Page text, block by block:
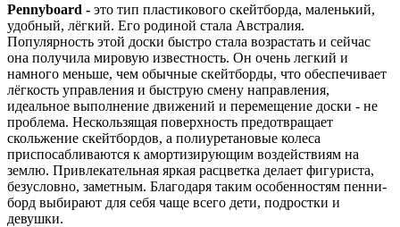
Pennyboard - это тип пластикового скейтборда, маленький,
удобный, лёгкий. Его родиной стала Австралия.
Популярность этой доски быстро стала возрастать и сейчас
она получила мировую известность. Он очень легкий и
намного меньше, чем обычные скейтборды, что обеспечивает
лёгкость управления и быструю смену направления,
идеальное выполнение движений и перемещение доски - не
проблема. Нескользящая поверхность предотвращает
скольжение скейтбордов, а полиуретановые колеса
приспосабливаются к амортизирующим воздействиям на
землю. Привлекательная яркая расцветка делает фигуриста,
безусловно, заметным. Благодаря таким особенностям пенни-
борд выбирают для себя чаще всего дети, подростки и
девушки.